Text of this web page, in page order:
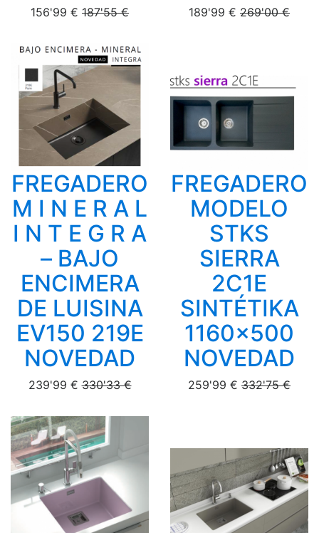
156'99 € 187'55 € 189'99 € 269'00 €
FREGADERO
M I N E R A L
I N T E G R A
– BAJO
ENCIMERA
DE LUISINA
EV150 219E
NOVEDAD
239'99 €330'33 €
FREGADERO
MODELO
STKS
SIERRA
2C1E
SINTÉTIKA
1160x500
NOVEDAD
259'99 € 332'75 €